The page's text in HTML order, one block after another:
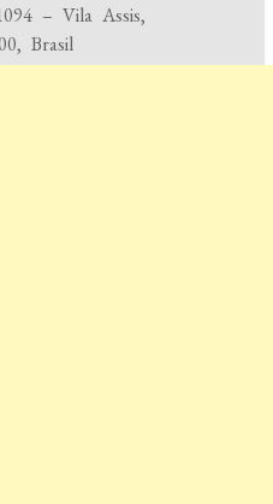
– Vila Assis,
Brasil